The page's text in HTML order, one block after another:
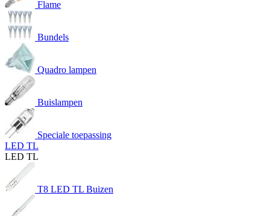
Flame
Bundels
Quadro lampen
Buislampen
Speciale toepassing
LED TL
LED TL
T8 LED TL Buizen